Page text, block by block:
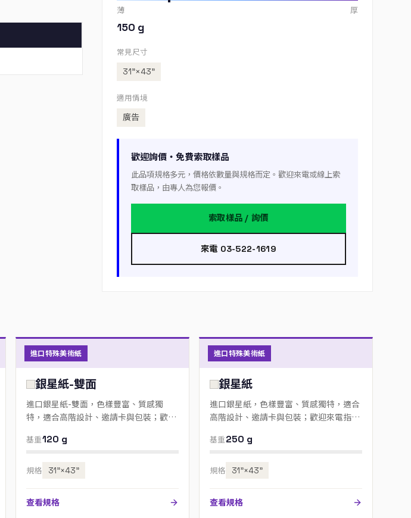
薄 厚
150 g
常見尺寸
31”×43”
適用情境
廣告
歡迎詢價・免費索取樣品
此品項規格多元，價格依數量與規格而定。歡迎來電或線上索
取樣品，由專人為您報價。
索取樣品 / 詢價
來電 03-522-1619
進口特殊美術紙
銀星紙-雙面
進口銀星紙-雙面，色樣豐富、質感獨
特，適合高階設計、邀請卡與包裝；歡迎
基重120 g
規格 31”×43”
查看規格
進口特殊美術紙
銀星紙
進口銀星紙，色樣豐富、質感獨特，適合
高階設計、邀請卡與包裝；歡迎來電指定
基重250 g
規格 31”×43”
查看規格